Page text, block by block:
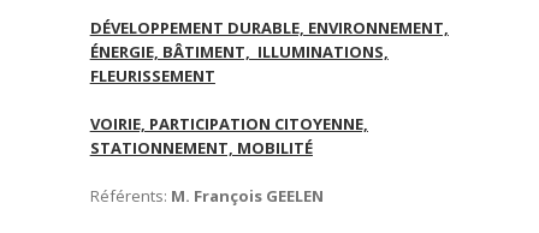
DÉVELOPPEMENT DURABLE, ENVIRONNEMENT,
ÉNERGIE, BÂTIMENT, ILLUMINATIONS,
FLEURISSEMENT
VOIRIE, PARTICIPATION CITOYENNE,
STATIONNEMENT, MOBILITÉ
Référents: M. François GEELEN